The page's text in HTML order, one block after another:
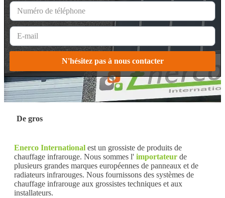
N'hésitez pas à nous contacter
De gros
Enerco International est un grossiste de produits de
chauffage infrarouge. Nous sommes l' importateur de
plusieurs grandes marques européennes de panneaux et de
radiateurs infrarouges. Nous fournissons des systèmes de
chauffage infrarouge aux grossistes techniques et aux
installateurs.